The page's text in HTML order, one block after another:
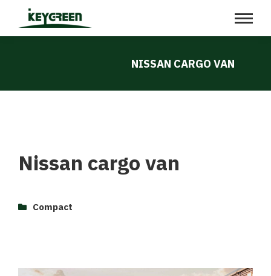
NISSAN CARGO VAN
Nissan cargo van
Compact